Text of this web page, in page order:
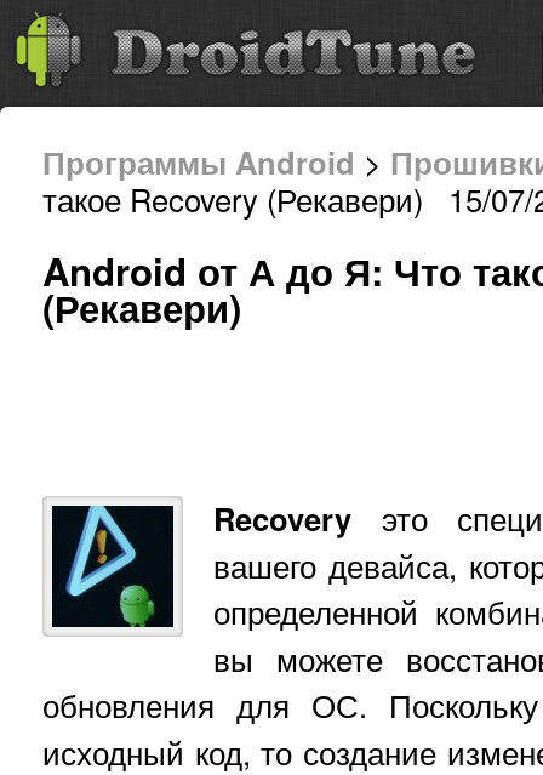
Программы Android >
такое Recovery (Рекавери) 15/07/
Android от А до Я: Что
(Рекавери)
Recovery это
вашего девайса,
определенной
вы можете
обновления для ОС.
исходный код, то создание